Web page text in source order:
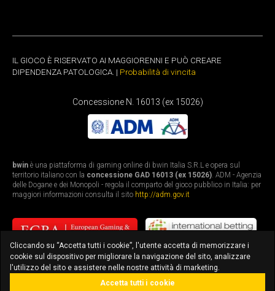
IL GIOCO È RISERVATO AI MAGGIORENNI E PUÒ CREARE
DIPENDENZA PATOLOGICA. | Probabilità di vincita
Concessione N. 16013 (ex 15026)
bwin è una piattaforma di gaming online di bwin Italia S.R.L e opera sul
territorio italiano con la concessione GAD 16013 (ex 15026). ADM - Agenzia
delle Dogane e dei Monopoli - regola il comparto del gioco pubblico in Italia: per
maggiori informazioni consulta il sito http://adm.gov.it
Cliccando su “Accetta tutti i cookie”, l'utente accetta di memorizzare i
cookie sul dispositivo per migliorare la navigazione del sito, analizzare
l'utilizzo del sito e assistere nelle nostre attività di marketing.
Accetta tutti i cookie